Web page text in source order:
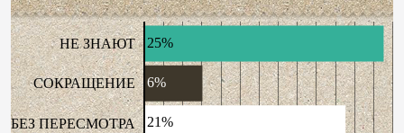
НЕ ЗНАЮТ
СОКРАЩЕНИЕ
БЕЗ ПЕРЕСМОТРА
25%
6%
21%